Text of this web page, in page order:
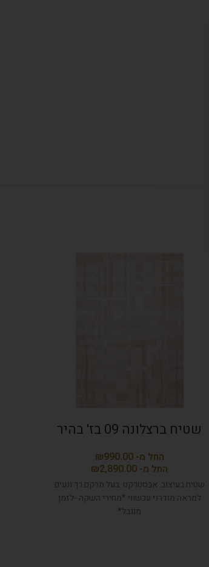
שטיח ברצלונה 09 בז' בהיר
₪
₪
שטיח בעיצוב אבסטרקט בעל מרקם רך ונעים
למראה מודרני עכשווי *מחירי השקה -לזמן
מוגבל*